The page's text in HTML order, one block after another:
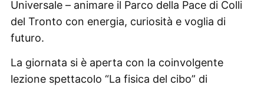
Universale – animare il Parco della Pace di Colli
del Tronto con energia, curiosità e voglia di
futuro.
La giornata si è aperta con la coinvolgente
lezione spettacolo “La fisica del cibo” di